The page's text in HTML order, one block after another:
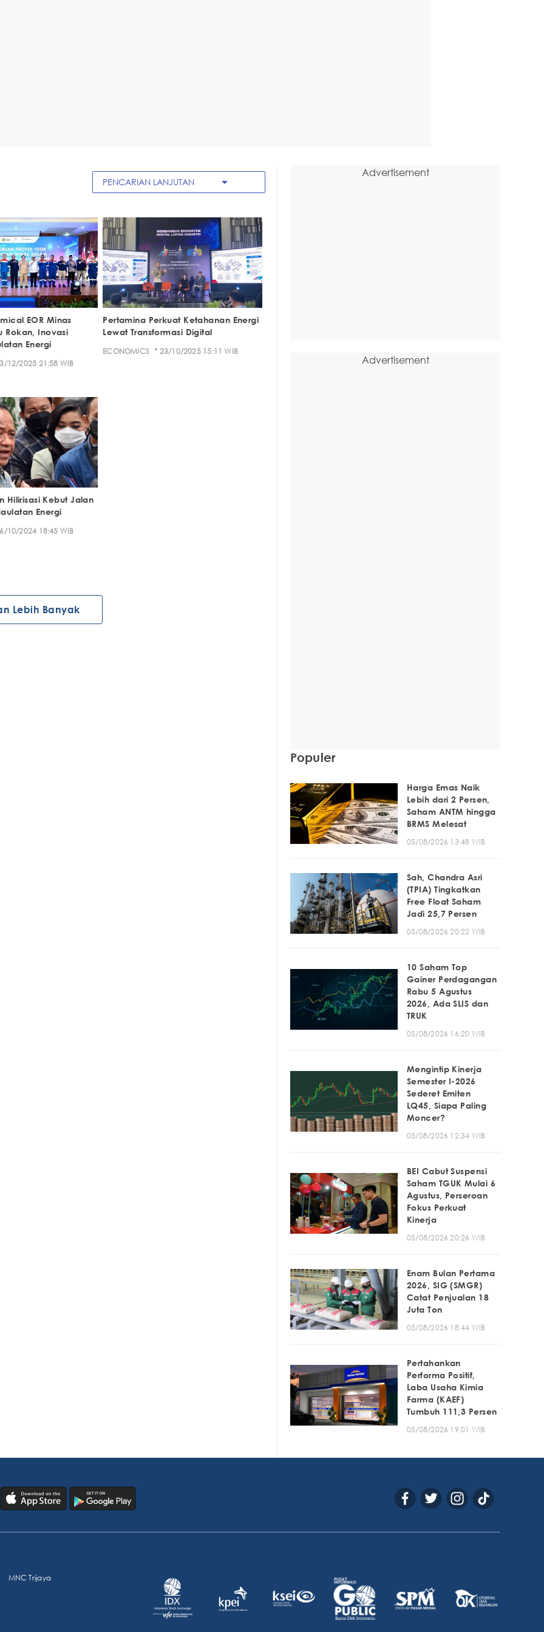
PENCARIAN LANJUTAN arrow_drop_down
EOR Minas
Rokan, Inovasi
Energi
12/2025 21:58 WIB
Pertamina Perkuat Ketahanan Energi
Lewat Transformasi Digital
ECONOMICS · 23/10/2025 15:11 WIB
Hilirisasi Kebut Jalan
Energi
10/2024 18:45 WIB
Lebih Banyak
Advertisement
Advertisement
Populer
Harga Emas Naik
Lebih dari 2 Persen,
Saham ANTM hingga
BRMS Melesat
05/08/2026 13:48 WIB
Sah, Chandra Asri
(TPIA) Tingkatkan
Free Float Saham
Jadi 25,7 Persen
05/08/2026 20:22 WIB
10 Saham Top
Gainer Perdagangan
Rabu 5 Agustus
2026, Ada SLIS dan
TRUK
05/08/2026 16:20 WIB
Mengintip Kinerja
Semester I-2026
Sederet Emiten
LQ45, Siapa Paling
Moncer?
05/08/2026 12:34 WIB
BEI Cabut Suspensi
Saham TGUK Mulai 6
Agustus, Perseroan
Fokus Perkuat
Kinerja
05/08/2026 20:26 WIB
Enam Bulan Pertama
2026, SIG (SMGR)
Catat Penjualan 18
Juta Ton
05/08/2026 18:44 WIB
Pertahankan
Performa Positif,
Laba Usaha Kimia
Farma (KAEF)
Tumbuh 111,3 Persen
05/08/2026 19:01 WIB
MNC Trijaya